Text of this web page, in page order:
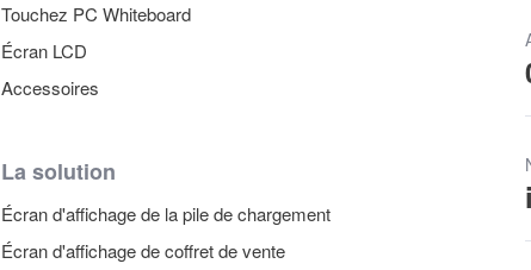
Touchez PC Whiteboard
Écran LCD
Accessoires
La solution
Écran d'affichage de la pile de chargement
Écran d'affichage de coffret de vente